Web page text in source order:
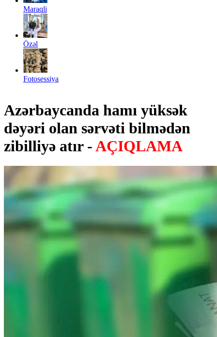
Maraqli
Özəl
Fotosessiya
Azərbaycanda hamı yüksək
dəyəri olan sərvəti bilmədən
zibilliyə atır -AÇIQLAMA